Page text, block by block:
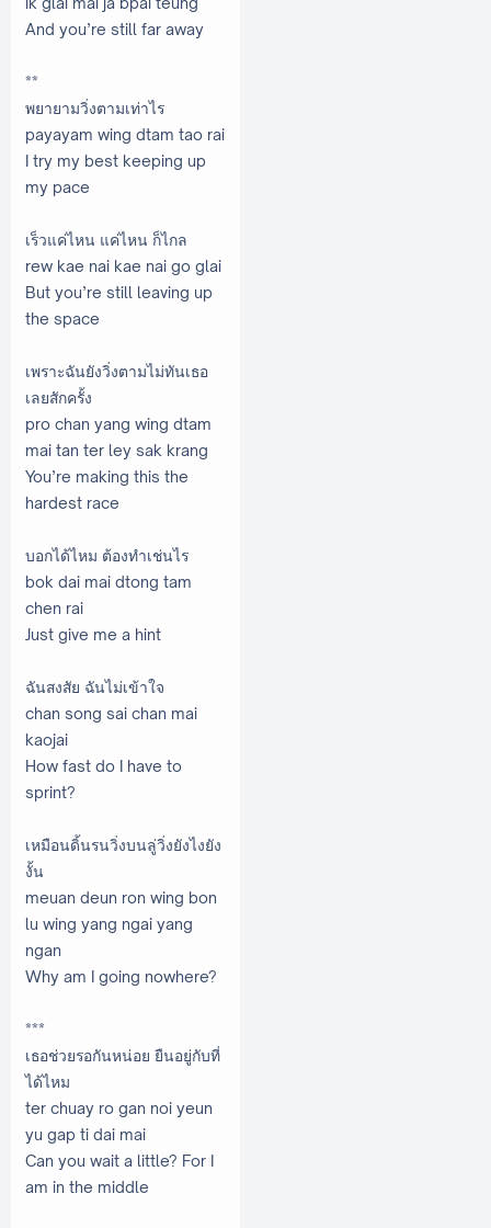
And you’re still far away
**
พยายามวิ่งตามเท่าไร
payayam wing dtam tao rai
I try my best keeping up
my pace
เร็วแค่ไหน แค่ไหน ก็ไกล
rew kae nai kae nai go glai
But you’re still leaving up
the space
เพราะฉันยังวิ่งตามไม่ทันเธอ
เลยสักครั้ง
pro chan yang wing dtam
mai tan ter ley sak krang
You’re making this the
hardest race
บอกได้ไหม ต้องทำเช่นไร
bok dai mai dtong tam
chen rai
Just give me a hint
ฉันสงสัย ฉันไม่เข้าใจ
chan song sai chan mai
kaojai
How fast do I have to
sprint?
เหมือนดิ้นรนวิ่งบนลู่วิ่งยังไงยัง
งั้น
meuan deun ron wing bon
lu wing yang ngai yang
ngan
Why am I going nowhere?
***
เธอช่วยรอกันหน่อย ยืนอยู่กับที่
ได้ไหม
ter chuay ro gan noi yeun
yu gap ti dai mai
Can you wait a little? For I
am in the middle